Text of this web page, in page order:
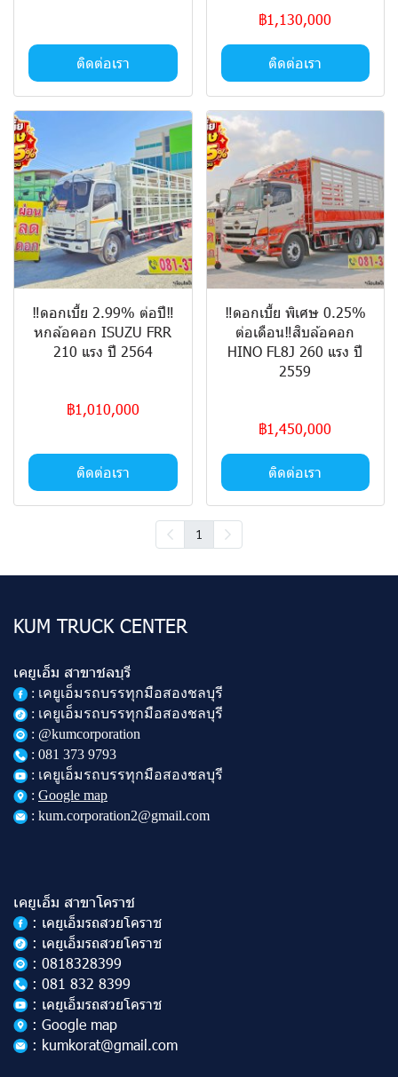
ติดต่อเรา
฿1,130,000
ติดต่อเรา
‼️ดอกเบี้ย 2.99% ต่อปี‼️
หกล้อคอก ISUZU FRR
210 แรง ปี 2564
฿1,010,000
ติดต่อเรา
‼️ดอกเบี้ย พิเศษ 0.25%
ต่อเดือน‼️สิบล้อคอก
HINO FL8J 260 แรง ปี
2559
฿1,450,000
ติดต่อเรา
1
KUM TRUCK CENTER
เคยูเอ็ม สาขาชลบุรี
: เคยูเอ็มรถบรรทุกมือสองชลบุรี
: เคยูเอ็มรถบรรทุกมือสองชลบุรี
: @kumcorporation
: 081 373 9793
: เคยูเอ็มรถบรรทุกมือสองชลบุรี
: Google map
: kum.corporation2@gmail.com
เคยูเอ็ม สาขาโคราช
: เคยูเอ็มรถสวยโคราช
: เคยูเอ็มรถสวยโคราช
: 0818328399
: 081 832 8399
: เคยูเอ็มรถสวยโคราช
: Google map
: kumkorat@gmail.com